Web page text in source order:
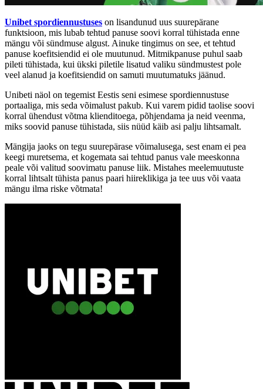
Unibet spordiennustuses on lisandunud uus suurepärane
funktsioon, mis lubab tehtud panuse soovi korral tühistada enne
mängu või sündmuse algust. Ainuke tingimus on see, et tehtud
panuse koefitsiendid ei ole muutunud. Mitmikpanuse puhul saab
pileti tühistada, kui ükski piletile lisatud valiku sündmustest pole
veel alanud ja koefitsiendid on samuti muutumatuks jäänud.
Unibeti näol on tegemist Eestis seni esimese spordiennustuse
portaaliga, mis seda võimalust pakub. Kui varem pidid taolise soovi
korral ühendust võtma klienditoega, põhjendama ja neid veenma,
miks soovid panuse tühistada, siis nüüd käib asi palju lihtsamalt.
Mängija jaoks on tegu suurepärase võimalusega, sest enam ei pea
keegi muretsema, et kogemata sai tehtud panus vale meeskonna
peale või valitud soovimatu panuse liik. Mistahes meelemuutuste
korral lihtsalt tühista panus paari hiireklikiga ja tee uus või vaata
mängu ilma riske võtmata!